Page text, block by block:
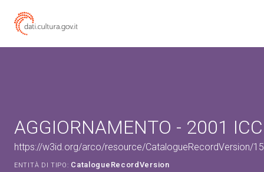
AGGIORNAMENTO - 2001
https://w3id.org/arco/resource/CatalogueRecordVersion/
ENTITÀ DI TIPO: CatalogueRecordVersion